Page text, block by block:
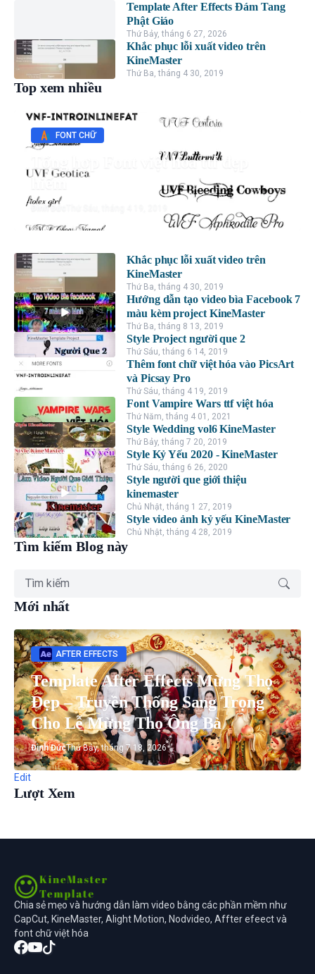
Template After Effects Đám Tang
Phật Giáo
Thứ Bảy, tháng 6 27, 2026
Khắc phục lỗi xuất video trên
KineMaster
Thứ Ba, tháng 4 30, 2019
Top xem nhiều
FONT CHỮ
Tổng hợp Font việt hóa ttf đẹp
hiếm
Đình Đức
Khắc phục lỗi xuất video trên
KineMaster
Thứ Ba, tháng 4 30, 2019
Hướng dẫn tạo video bìa Facebook 7
màu kèm project KineMaster
Thứ Ba, tháng 8 13, 2019
Style Project người que 2
Thứ Sáu, tháng 6 14, 2019
Thêm font chữ việt hóa vào PicsArt
và Picsay Pro
Thứ Sáu, tháng 4 19, 2019
Font Vampire Wars ttf việt hóa
Thứ Năm, tháng 4 01, 2021
Style Wedding vol6 KineMaster
Thứ Bảy, tháng 7 20, 2019
Style Kỷ Yếu 2020 - KineMaster
Thứ Sáu, tháng 6 26, 2020
Style người que giới thiệu
kinemaster
Chủ Nhật, tháng 1 27, 2019
Style video ảnh kỷ yếu KineMaster
Chủ Nhật, tháng 4 28, 2019
Tìm kiếm Blog này
Mới nhất
AFTER EFFECTS
Template After Effects Mừng Thọ
Đẹp – Truyền Thống Sang Trọng
Cho Lễ Mừng Thọ Ông Bà
Đình ĐứcThứ Bảy, tháng 7 18, 2026
Edit
Lượt Xem
Chia sẻ mẹo và hướng dẫn làm video bằng các phần mềm như
CapCut, KineMaster, Alight Motion, Nodvideo, Affter efeect và
font chữ việt hóa